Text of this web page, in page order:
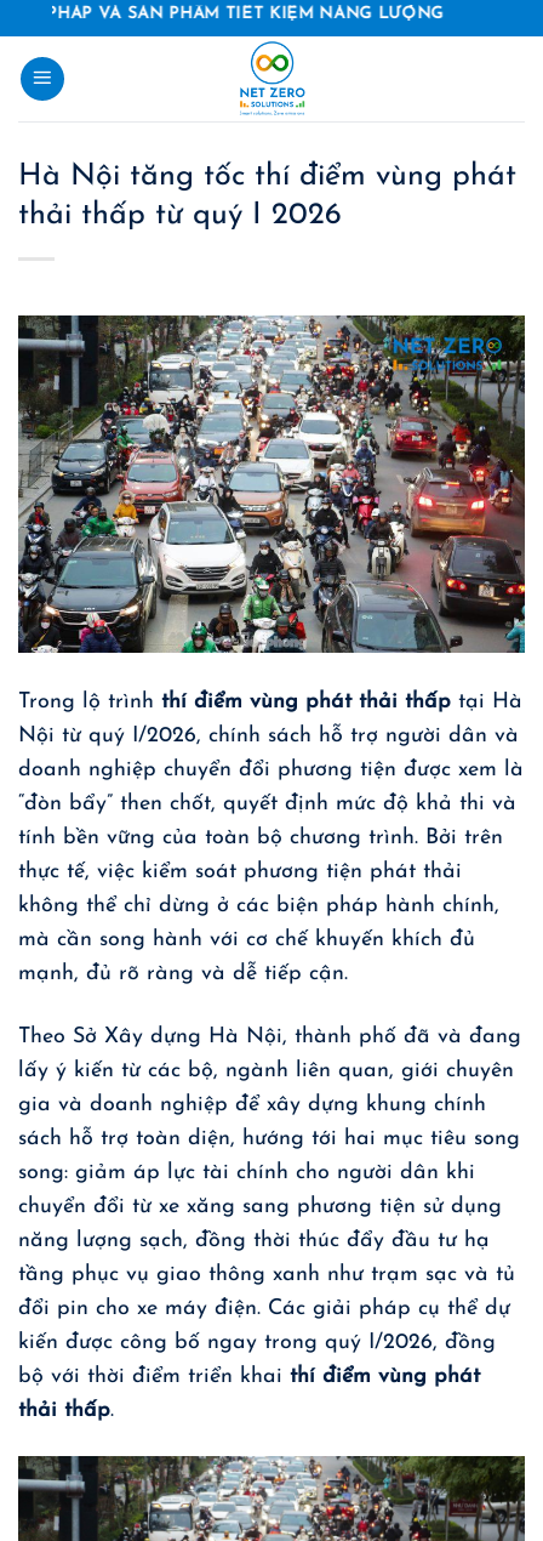
content
VÀ SẢN PHẨM TIẾT KIỆM NĂNG LƯỢNG
Hà Nội tăng tốc thí điểm vùng phát
thải thấp từ quý I 2026
Trong lộ trình thí điểm vùng phát thải thấp tại Hà
Nội từ quý I/2026, chính sách hỗ trợ người dân và
doanh nghiệp chuyển đổi phương tiện được xem là
“đòn bẩy” then chốt, quyết định mức độ khả thi và
tính bền vững của toàn bộ chương trình. Bởi trên
thực tế, việc kiểm soát phương tiện phát thải
không thể chỉ dừng ở các biện pháp hành chính,
mà cần song hành với cơ chế khuyến khích đủ
mạnh, đủ rõ ràng và dễ tiếp cận.
Theo Sở Xây dựng Hà Nội, thành phố đã và đang
lấy ý kiến từ các bộ, ngành liên quan, giới chuyên
gia và doanh nghiệp để xây dựng khung chính
sách hỗ trợ toàn diện, hướng tới hai mục tiêu song
song: giảm áp lực tài chính cho người dân khi
chuyển đổi từ xe xăng sang phương tiện sử dụng
năng lượng sạch, đồng thời thúc đẩy đầu tư hạ
tầng phục vụ giao thông xanh như trạm sạc và tủ
đổi pin cho xe máy điện. Các giải pháp cụ thể dự
kiến được công bố ngay trong quý I/2026, đồng
bộ với thời điểm triển khai thí điểm vùng phát
thải thấp.